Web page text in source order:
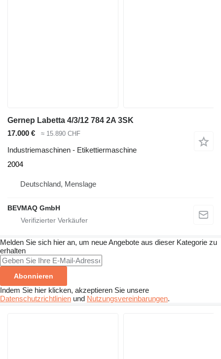
Gernep Labetta 4/3/12 784 2A 3SK
17.000 €
≈ 15.890 CHF
Industriemaschinen - Etikettiermaschine
2004
Deutschland, Menslage
BEVMAQ GmbH
Melden Sie sich hier an, um neue Angebote aus dieser Kategorie zu
erhalten
Abonnieren
Indem Sie hier klicken, akzeptieren Sie unsere
Datenschutzrichtlinien und Nutzungsvereinbarungen.